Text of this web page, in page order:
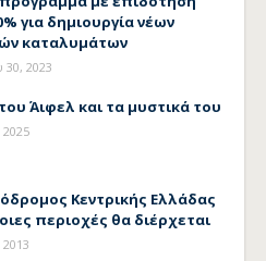
για δημιουργία νέων
καταλυμάτων
2023
Άιφελ και τα μυστικά του
2025
Κεντρικής Ελλάδας
περιοχές θα διέρχεται
2013